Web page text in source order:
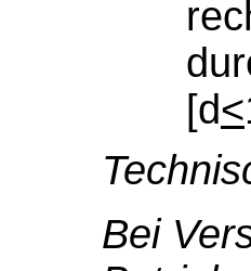
[d<
Bei